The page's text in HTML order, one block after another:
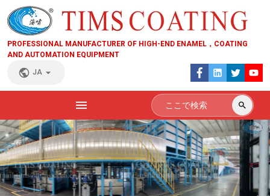
PROFESSIONAL MANUFACTURER OF HIGH-END ENAMEL，COATING
AND AUTOMATION EQUIPMENT
JA